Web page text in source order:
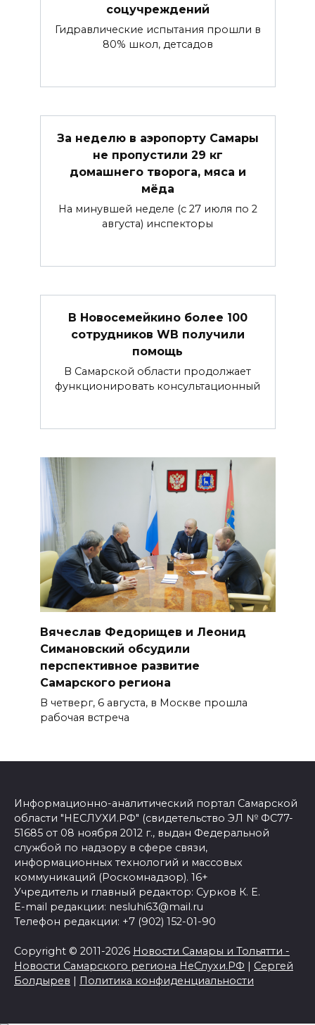
соцучреждений
Гидравлические испытания прошли в
80% школ, детсадов
За неделю в аэропорту Самары
не пропустили 29 кг
домашнего творога, мяса и
мёда
На минувшей неделе (с 27 июля по 2
августа) инспекторы
В Новосемейкино более 100
сотрудников WB получили
помощь
В Самарской области продолжает
функционировать консультационный
Вячеслав Федорищев и Леонид
Симановский обсудили
перспективное развитие
Самарского региона
В четверг, 6 августа, в Москве прошла
рабочая встреча
Информационно-аналитический портал Самарской
области "НЕСЛУХИ.РФ" (свидетельство ЭЛ № ФС77-
51685 от 08 ноября 2012 г., выдан Федеральной
службой по надзору в сфере связи,
информационных технологий и массовых
коммуникаций (Роскомнадзор). 16+
Учредитель и главный редактор: Сурков К. Е.
E-mail редакции: nesluhi63@mail.ru
Телефон редакции: +7 (902) 152-01-90
Copyright © 2011-2026 Новости Самары и Тольятти -
Новости Самарского региона НеСлухи.РФ | Сергей
Болдырев | Политика конфиденциальности